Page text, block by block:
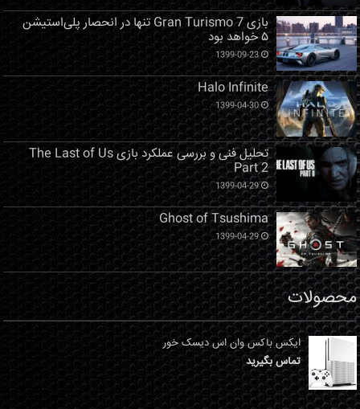
بازی Gran Turismo 7 تنها در انحصار پلی‌استیشن
۵ خواهد بود
1399-09-23
Halo Infinite
1399-04-30
تحلیل فنی و بررسی عملکرد بازی The Last of Us
Part 2
1399-04-29
Ghost of Tsushima
1399-04-29
محصولات
ایکس باکس وان اس دیسک خور
تماس بگیرید